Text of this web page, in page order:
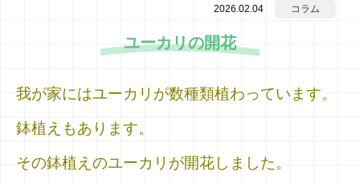
2026.02.04 コラム
ユーカリの開花
我が家にはユーカリが数種類植わっています。
鉢植えもあります。
その鉢植えのユーカリが開花しました。